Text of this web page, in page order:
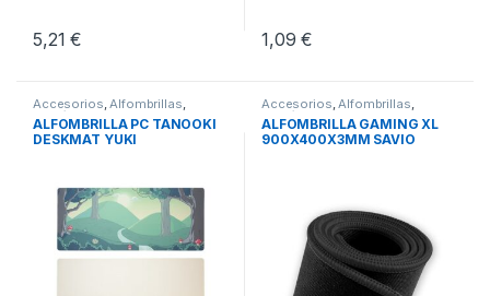
5,21€ 1,09€
Accesorios,Alfombrillas,
Periféricos
ALFOMBRILLA PC TANOOKI
DESKMAT YUKI
Accesorios,Alfombrillas,
Periféricos
ALFOMBRILLA GAMING XL
900X400X3MM SAVIO